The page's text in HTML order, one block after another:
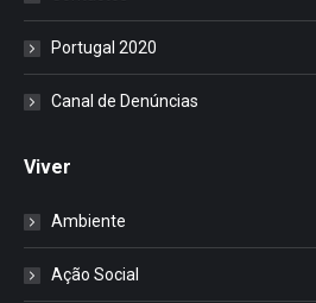
Portugal 2020
Canal de Denúncias
Viver
Ambiente
Ação Social